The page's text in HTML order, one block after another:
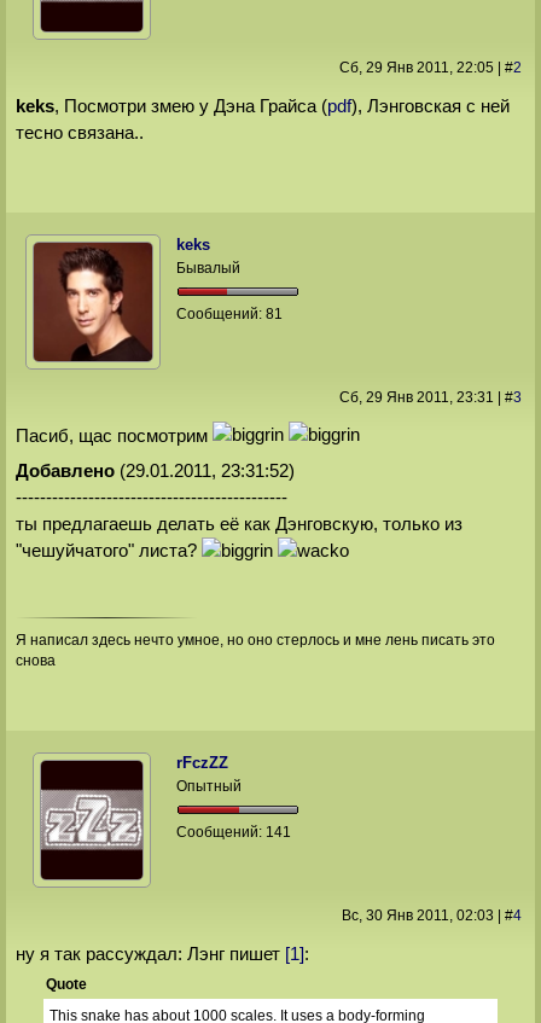
Сб, 29 Янв 2011, 22:05 #2
keks, Посмотри змею у Дэна Грайса (pdf), Лэнговская с ней
тесно связана..
keks
Бывалый
Сообщений:81
Сб, 29 Янв 2011, 23:31 #3
Пасиб, щас посмотрим
Добавлено(29.01.2011, 23:31:52)
---------------------------------------------
ты предлагаешь делать её как Дэнговскую, только из
"чешуйчатого" листа?
Я написал здесь нечто умное, но оно стерлось и мне лень писать это
снова
rFczZZ
Опытный
Сообщений: 141
Вс, 30 Янв 2011, 02:03 #4
ну я так рассуждал: Лэнг пишет [1]:
Quote
This snake has about 1000 scales. It uses a body-forming